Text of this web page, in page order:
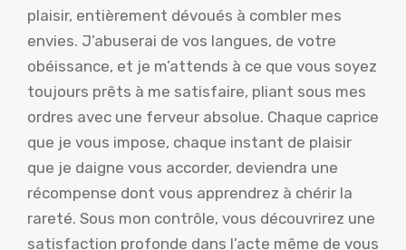
plaisir, entièrement dévoués à combler mes
envies. J’abuserai de vos langues, de votre
obéissance, et je m’attends à ce que vous soyez
toujours prêts à me satisfaire, pliant sous mes
ordres avec une ferveur absolue. Chaque caprice
que je vous impose, chaque instant de plaisir
que je daigne vous accorder, deviendra une
récompense dont vous apprendrez à chérir la
rareté. Sous mon contrôle, vous découvrirez une
satisfaction profonde dans l’acte même de vous